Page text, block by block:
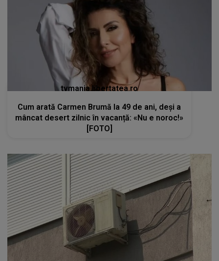
tvmania.libertatea.ro
Cum arată Carmen Brumă la 49 de ani, deși a
mâncat desert zilnic în vacanță: «Nu e noroc!»
[FOTO]